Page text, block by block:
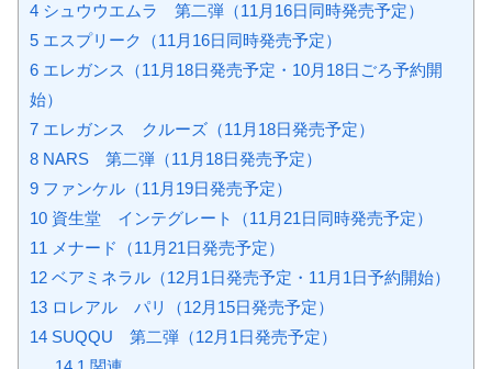
4 シュウウエムラ 第二弾（11月16日同時発売予定）
5 エスプリーク（11月16日同時発売予定）
6 エレガンス（11月18日発売予定・10月18日ごろ予約開
始）
7 エレガンス クルーズ（11月18日発売予定）
8 NARS 第二弾（11月18日発売予定）
9 ファンケル（11月19日発売予定）
10 資生堂 インテグレート（11月21日同時発売予定）
11 メナード（11月21日発売予定）
12 ベアミネラル（12月1日発売予定・11月1日予約開始）
13 ロレアル パリ（12月15日発売予定）
14 SUQQU 第二弾（12月1日発売予定）